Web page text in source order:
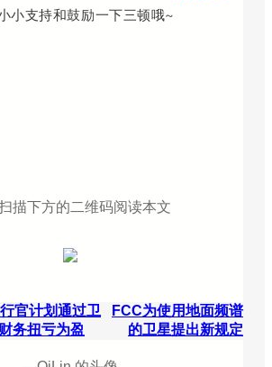
小支持和鼓励一下三顿哦~
描下方的二维码阅读本文
官计划通过卫
务扭亏为盈
FCC为使用地面频谱
的卫星提出新规定